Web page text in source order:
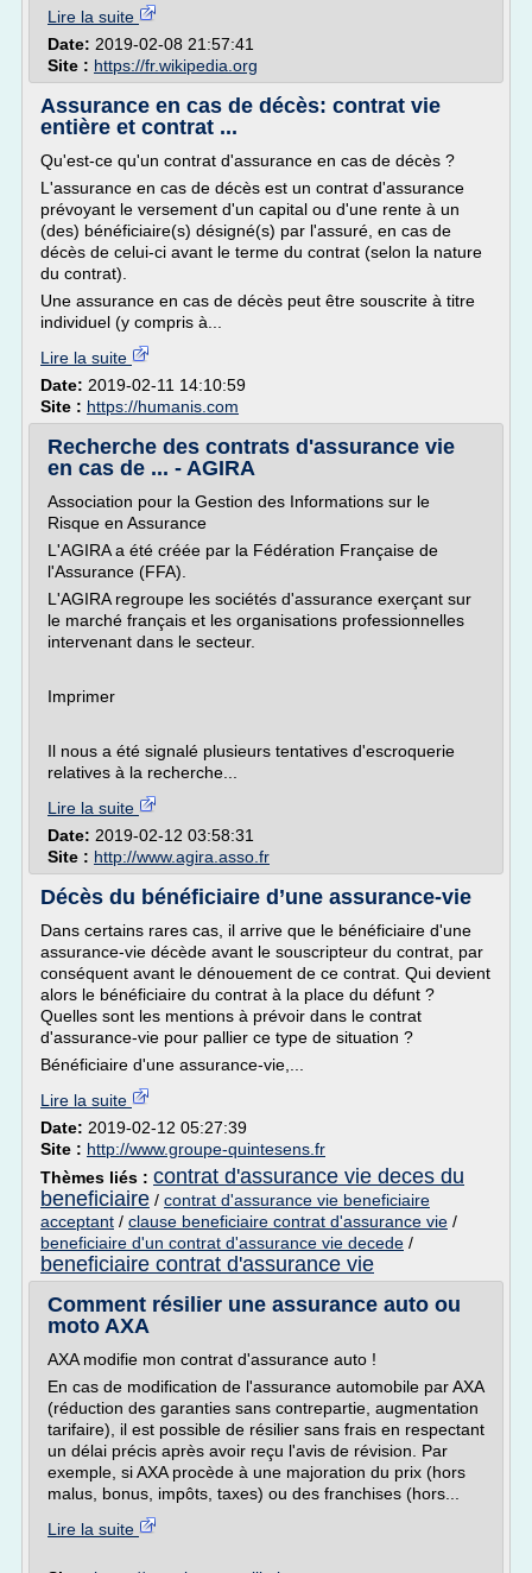
Lire la suite
Date: 2019-02-08 21:57:41
Site : https://fr.wikipedia.org
Assurance en cas de décès: contrat vie
entière et contrat ...
Qu'est-ce qu'un contrat d'assurance en cas de décès ?
L'assurance en cas de décès est un contrat d'assurance
prévoyant le versement d'un capital ou d'une rente à un
(des) bénéficiaire(s) désigné(s) par l'assuré, en cas de
décès de celui-ci avant le terme du contrat (selon la nature
du contrat).
Une assurance en cas de décès peut être souscrite à titre
individuel (y compris à...
Lire la suite
Date: 2019-02-11 14:10:59
Site : https://humanis.com
Recherche des contrats d'assurance vie
en cas de ... - AGIRA
Association pour la Gestion des Informations sur le
Risque en Assurance
L'AGIRA a été créée par la Fédération Française de
l'Assurance (FFA).
L'AGIRA regroupe les sociétés d'assurance exerçant sur
le marché français et les organisations professionnelles
intervenant dans le secteur.
Imprimer
Il nous a été signalé plusieurs tentatives d'escroquerie
relatives à la recherche...
Lire la suite
Date: 2019-02-12 03:58:31
Site : http://www.agira.asso.fr
Décès du bénéficiaire d’une assurance-vie
Dans certains rares cas, il arrive que le bénéficiaire d'une
assurance-vie décède avant le souscripteur du contrat, par
conséquent avant le dénouement de ce contrat. Qui devient
alors le bénéficiaire du contrat à la place du défunt ?
Quelles sont les mentions à prévoir dans le contrat
d'assurance-vie pour pallier ce type de situation ?
Bénéficiaire d'une assurance-vie,...
Lire la suite
Date: 2019-02-12 05:27:39
Site : http://www.groupe-quintesens.fr
Thèmes liés : contrat d'assurance vie deces du
beneficiaire / contrat d'assurance vie beneficiaire
acceptant / clause beneficiaire contrat d'assurance vie /
beneficiaire d'un contrat d'assurance vie decede /
beneficiaire contrat d'assurance vie
Comment résilier une assurance auto ou
moto AXA
AXA modifie mon contrat d'assurance auto !
En cas de modification de l'assurance automobile par AXA
(réduction des garanties sans contrepartie, augmentation
tarifaire), il est possible de résilier sans frais en respectant
un délai précis après avoir reçu l'avis de révision. Par
exemple, si AXA procède à une majoration du prix (hors
malus, bonus, impôts, taxes) ou des franchises (hors...
Lire la suite